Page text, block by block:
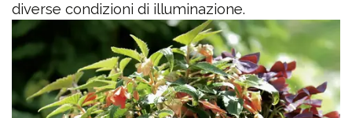
diverse condizioni di illuminazione.